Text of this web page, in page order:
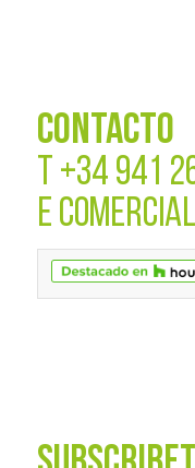
CONTACTO
T +34 941
E